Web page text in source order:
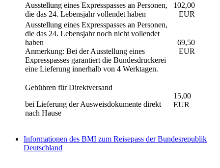
Ausstellung eines Expresspasses an Personen,
die das 24. Lebensjahr vollendet haben
102,00
EUR
Ausstellung eines Expresspasses an Personen,
die das 24. Lebensjahr noch nicht vollendet
haben
Anmerkung: Bei der Ausstellung eines
Expresspasses garantiert die Bundesdruckerei
eine Lieferung innerhalb von 4 Werktagen.
69,50
EUR
Gebühren für Direktversand
bei Lieferung der Ausweisdokumente direkt
nach Hause
15,00
EUR
Informationen des BMI zum Reisepass der Bundesrepublik
Deutschland